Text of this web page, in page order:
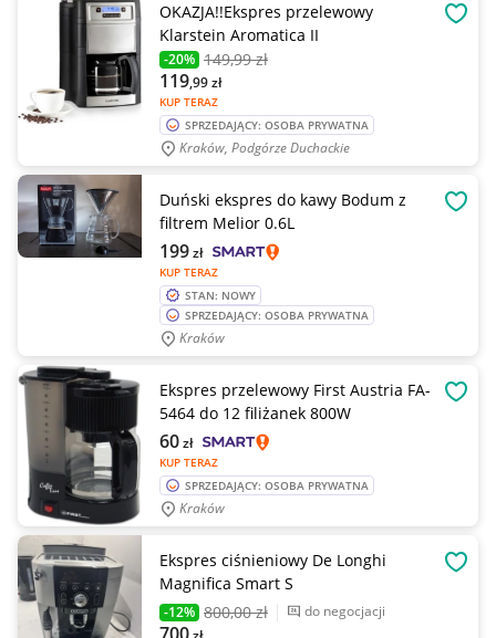
OKAZJA!!Ekspres przelewowy
Klarstein Aromatica II
-20% 149,99 zł
KUP TERAZ
119,99zł
SPRZEDAJĄCY: OSOBA PRYWATNA
Kraków, Podgórze Duchackie
Duński ekspres do kawy Bodum z
filtrem Melior 0.6L
KUP TERAZ
199zł
STAN: NOWY
SPRZEDAJĄCY: OSOBA PRYWATNA
Kraków
Ekspres przelewowy First Austria FA-
5464 do 12 filiżanek 800W
KUP TERAZ
60zł
SPRZEDAJĄCY: OSOBA PRYWATNA
Kraków
Ekspres ciśnieniowy De Longhi
Magnifica Smart S
-12% 800,00 zł do negocjacji